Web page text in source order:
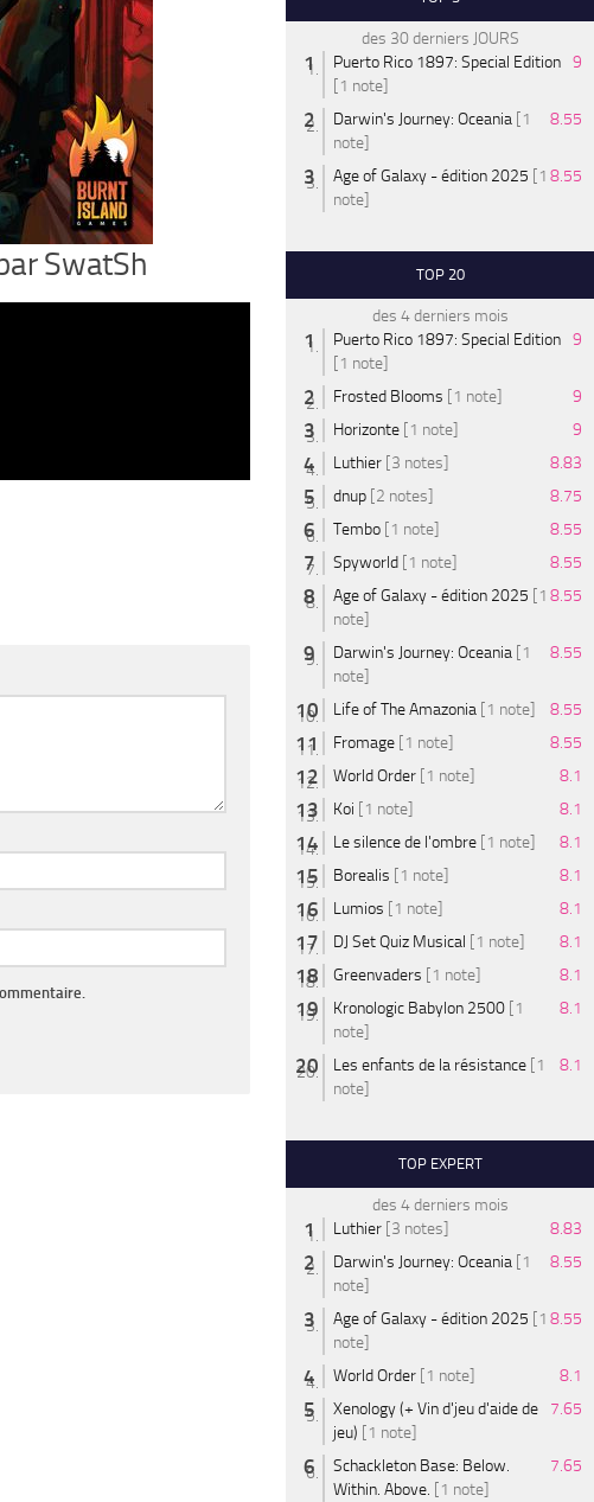
SwatSh
des 30 derniers JOURS
Puerto Rico 1897: Special Edition
[1 note]
9
Darwin's Journey: Oceania [1
note]
8.55
Age of Galaxy - édition 2025 [1
note]
8.55
TOP 20
des 4 derniers mois
Puerto Rico 1897: Special Edition
[1 note]
9
Frosted Blooms [1 note]
9
Horizonte [1 note]
9
Luthier [3 notes]
8.83
dnup [2 notes]
8.75
Tembo [1 note]
8.55
Spyworld [1 note]
8.55
Age of Galaxy - édition 2025 [1
note]
8.55
Darwin's Journey: Oceania [1
note]
8.55
Life of The Amazonia [1 note]
8.55
Fromage [1 note]
8.55
World Order [1 note]
8.1
Koi [1 note]
8.1
Le silence de l'ombre [1 note]
8.1
Borealis [1 note]
8.1
Lumios [1 note]
8.1
DJ Set Quiz Musical [1 note]
8.1
Greenvaders [1 note]
8.1
Kronologic Babylon 2500 [1
note]
8.1
Les enfants de la résistance [1
note]
8.1
TOP EXPERT
des 4 derniers mois
Luthier [3 notes]
8.83
Darwin's Journey: Oceania [1
note]
8.55
Age of Galaxy - édition 2025 [1
note]
8.55
World Order [1 note]
8.1
Xenology (+ Vin d'jeu d'aide de
jeu) [1 note]
7.65
Schackleton Base: Below.
Within. Above. [1 note]
7.65